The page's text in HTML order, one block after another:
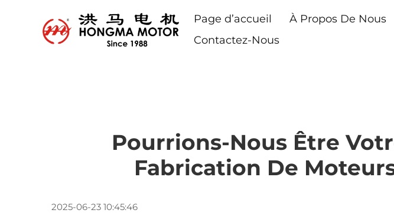
Page d’accueil À Propos De Nous
Contactez-Nous
Pourrions-Nous Être
Fabrication De
2025-06-23 10:45:46